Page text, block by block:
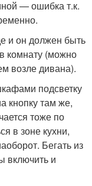
— ошибка т.к.
и он должен быть
комнату (можно
возле дивана).
подсветку
кнопку там же,
тоже по
в зоне кухни,
Бегать из
включить и